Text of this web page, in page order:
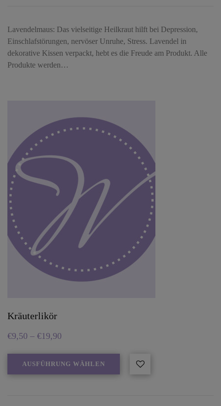
Lavendelmaus: Das vielseitige Heilkraut hilft bei Depression,
Einschlafstörungen, nervöser Unruhe, Stress. Lavendel in
dekorative Kissen verpackt, hebt es die Freude am Produkt. Alle
Produkte werden…
Kräuterlikör
€9,50 – €19,90
AUSFÜHRUNG WÄHLEN